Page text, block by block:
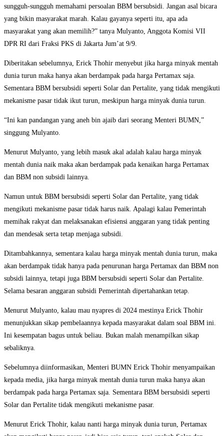
sungguh-sungguh memahami persoalan BBM bersubsidi. Jangan asal bicara
yang bikin masyarakat marah. Kalau gayanya seperti itu, apa ada
masyarakat yang akan memilih?” tanya Mulyanto, Anggota Komisi VII
DPR RI dari Fraksi PKS di Jakarta Jum’at 9/9.
Diberitakan sebelumnya, Erick Thohir menyebut jika harga minyak mentah
dunia turun maka hanya akan berdampak pada harga Pertamax saja.
Sementara BBM bersubsidi seperti Solar dan Pertalite, yang tidak mengikuti
mekanisme pasar tidak ikut turun, meskipun harga minyak dunia turun.
“Ini kan pandangan yang aneh bin ajaib dari seorang Menteri BUMN,”
singgung Mulyanto.
Menurut Mulyanto, yang lebih masuk akal adalah kalau harga minyak
mentah dunia naik maka akan berdampak pada kenaikan harga Pertamax
dan BBM non subsidi lainnya.
Namun untuk BBM bersubsidi seperti Solar dan Pertalite, yang tidak
mengikuti mekanisme pasar tidak harus naik. Apalagi kalau Pemerintah
memihak rakyat dan melaksanakan efisiensi anggaran yang tidak penting
dan mendesak serta tetap menjaga subsidi.
Ditambahkannya, sementara kalau harga minyak mentah dunia turun, maka
akan berdampak tidak hanya pada penurunan harga Pertamax dan BBM non
subsidi lainnya, tetapi juga BBM bersubsidi seperti Solar dan Pertalite.
Selama besaran anggaran subsidi Pemerintah dipertahankan tetap.
Menurut Mulyanto, kalau mau nyapres di 2024 mestinya Erick Thohir
menunjukkan sikap pembelaannya kepada masyarakat dalam soal BBM ini.
Ini kesempatan bagus untuk beliau. Bukan malah menampilkan sikap
sebaliknya.
Sebelumnya diinformasikan, Menteri BUMN Erick Thohir menyampaikan
kepada media, jika harga minyak mentah dunia turun maka hanya akan
berdampak pada harga Pertamax saja. Sementara BBM bersubsidi seperti
Solar dan Pertalite tidak mengikuti mekanisme pasar.
Menurut Erick Thohir, kalau nanti harga minyak dunia turun, Pertamax